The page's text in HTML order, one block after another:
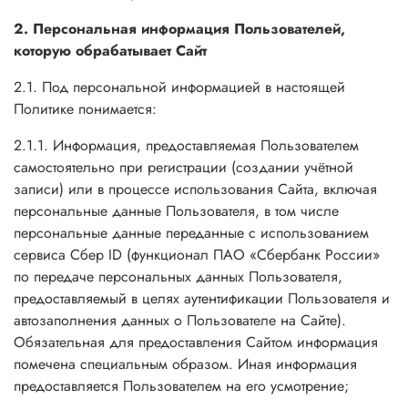
2. Персональная информация Пользователей,
которую обрабатывает Сайт
2.1. Под персональной информацией в настоящей
Политике понимается:
2.1.1. Информация, предоставляемая Пользователем
самостоятельно при регистрации (создании учётной
записи) или в процессе использования Сайта, включая
персональные данные Пользователя, в том числе
персональные данные переданные с использованием
сервиса Сбер ID (функционал ПАО «Сбербанк России»
по передаче персональных данных Пользователя,
предоставляемый в целях аутентификации Пользователя и
автозаполнения данных о Пользователе на Сайте).
Обязательная для предоставления Сайтом информация
помечена специальным образом. Иная информация
предоставляется Пользователем на его усмотрение;